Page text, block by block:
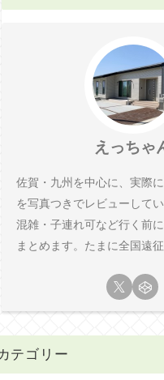
えっちゃ
佐賀・九州を中心に、実際
を写真つきでレビューして
混雑・子連れ可など行く前
まとめます。たまに全国遠征
テゴリー